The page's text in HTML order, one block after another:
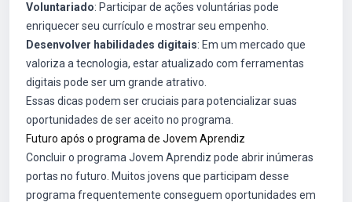
Voluntariado: Participar de ações voluntárias pode
enriquecer seu currículo e mostrar seu empenho.
Desenvolver habilidades digitais: Em um mercado que
valoriza a tecnologia, estar atualizado com ferramentas
digitais pode ser um grande atrativo.
Essas dicas podem ser cruciais para potencializar suas
oportunidades de ser aceito no programa.
Futuro após o programa de Jovem Aprendiz
Concluir o programa Jovem Aprendiz pode abrir inúmeras
portas no futuro. Muitos jovens que participam desse
programa frequentemente conseguem oportunidades em